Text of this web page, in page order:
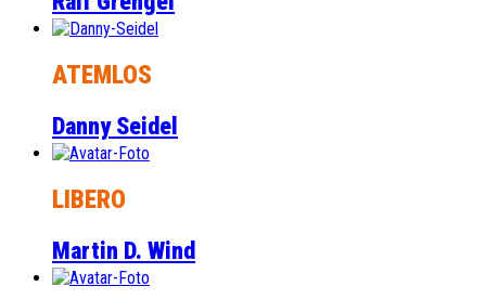
ATEMLOS
Danny Seidel
LIBERO
Martin D. Wind